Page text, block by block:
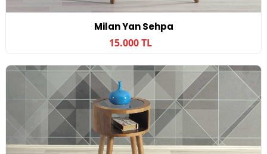
Milan Yan Sehpa
15.000 TL